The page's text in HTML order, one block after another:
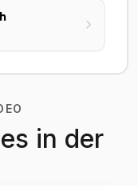
in der